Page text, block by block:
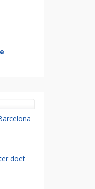
doet